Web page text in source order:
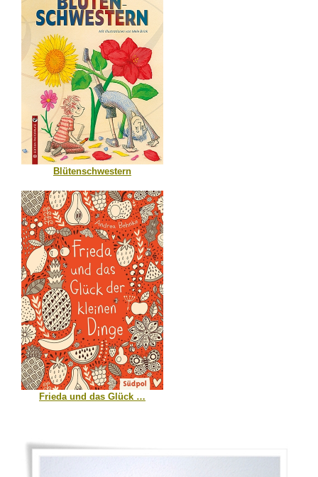
Blütenschwestern
Frieda und das Glück …